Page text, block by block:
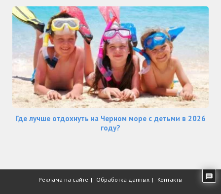
Где лучше отдохнуть на Черном море с детьми в 2026
году?
Реклама на сайте Обработка данных Контакты